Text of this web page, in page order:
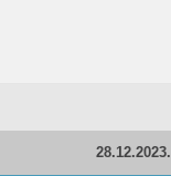
28.12.2023.